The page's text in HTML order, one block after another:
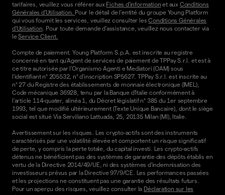
tarifaires, veuillez vous référer aux Fiches d'information et aux Conditions
Générales d'Utilisation. Pour le détail de l'entité du groupe Young Platform
qui vous fournit les services, veuillez consulter lesConditions Générales
d'Utilisation . Pour toute demande d'assistance, veuillez nous contacter via
leService Client.
Compte de paiement. Young Platform S.p.A. est inscrite au registre
concerné en tant qu'Agent de services de paiement de TPPay S.r.l. et est à
ce titre autorisée par l'Organismo Agenti e Mediatori (OAM) sous
l'identifiant n° 205532, n° d'inscription SP5627. TPPay S.r.l. est inscrite au
n° 27 du Registre des établissements de monnaie électronique (IMEL),
Code mécanique 36928, tenu par la Banque d'Italie conformément à
l'article 114-quater, alinéa 1, du Décret législatif n° 385 du 1er septembre
1993, tel que modifié ultérieurement (Texte Unique Bancaire), dont le siège
social est situé Via Serviliano Lattuada, 25, 20135 Milan (MI), Italie.
Avertissement sur les risques. Les crypto-actifs sont des instruments
caractérisés par une volatilité élevée et comportent un risque significatif
de perte, y compris la perte totale, du capital investi. Les crypto-actifs
détenus ne bénéficient pas des systèmes de garantie des dépôts établis en
vertu de la Directive 2014/49/UE, ni des systèmes d'indemnisation des
investisseurs prévus par la Directive 97/9/CE. Les performances passées
et les projections ne constituent pas une garantie des résultats futurs.
Pour un aperçu des risques, veuillez consulter la Déclaration sur les